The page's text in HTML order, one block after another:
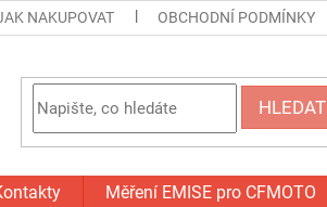
NAKUPOVAT OBCHODNÍ PODMÍNKY
HLEDAT
Měření EMISE pro CFMOTO